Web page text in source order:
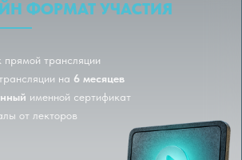
ФОРМАТ УЧАСТИЯ
прямой трансляции
на 6 месяцев
именной сертификат
от лекторов